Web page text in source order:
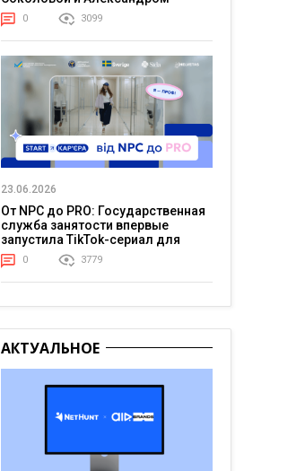
Тереном о жизни в постоянном
напряжении
0 3099
23.06.2026
От NPC до PRO: Государственная
служба занятости впервые
запустила TikTok-сериал для
молодежи
0 3779
АКТУАЛЬНОЕ